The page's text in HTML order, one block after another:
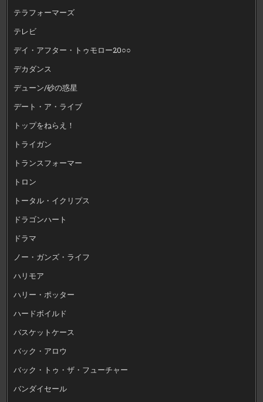
テラフォーマーズ
テレビ
デイ・アフター・トゥモロー20○○
デカダンス
デューン/砂の惑星
デート・ア・ライブ
トップをねらえ！
トライガン
トランスフォーマー
トロン
トータル・イクリプス
ドラゴンハート
ドラマ
ノー・ガンズ・ライフ
ハリモア
ハリー・ポッター
ハードボイルド
バスケットケース
バック・アロウ
バック・トゥ・ザ・フューチャー
バンダイセール